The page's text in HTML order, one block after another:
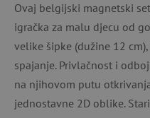
Ovaj belgijski magnetski
igračka za malu djecu od
velike šipke (dužine 12
spajanje. Privlačnost i
na njihovom putu
jednostavne 2D oblike.